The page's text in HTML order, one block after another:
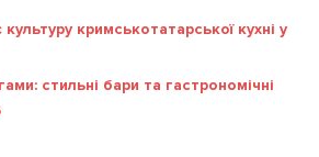
кримськотатарської кухні у
стильні бари та гастрономічні